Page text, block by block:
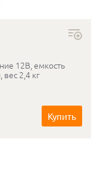
12В, емкость
2,4 кг
Купить